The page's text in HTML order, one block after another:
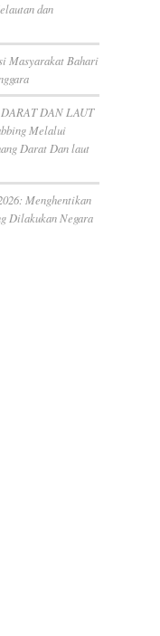
dan
Masyarakat Bahari
DAN LAUT
Melalui
Darat Dan laut
Menghentikan
Dilakukan Negara